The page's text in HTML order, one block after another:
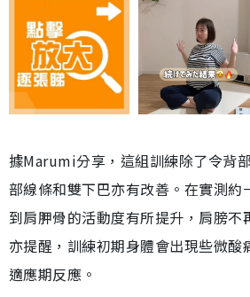
據Marumi分享，這組訓練除了令背
部線條和雙下巴亦有改善。在實測約
到肩胛骨的活動度有所提升，肩膀不
亦提醒，訓練初期身體會出現些微酸
適應期反應。